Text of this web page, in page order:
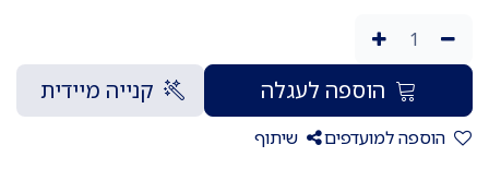
הוספה לעגלה קנייה מיידית
הוספה למועדפים שיתוף